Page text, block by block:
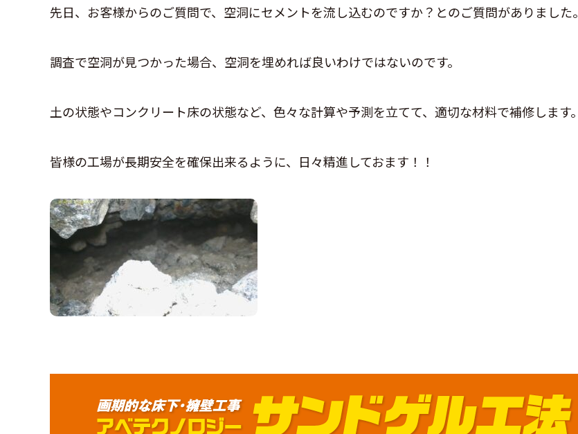
先日、お客様からのご質問で、空洞にセメントを流し込むのですか？とのご質問がありました。
調査で空洞が見つかった場合、空洞を埋めれば良いわけではないのです。
土の状態やコンクリート床の状態など、色々な計算や予測を立てて、適切な材料で補修します。
皆様の工場が長期安全を確保出来るように、日々精進しておます！！